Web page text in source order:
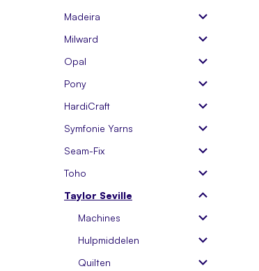
Madeira
Milward
Opal
Pony
HardiCraft
Symfonie Yarns
Seam-Fix
Toho
Taylor Seville
Machines
Hulpmiddelen
Quilten